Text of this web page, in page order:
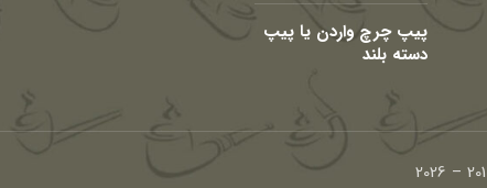
پیپ چرچ واردن یا پیپ
دسته بلند